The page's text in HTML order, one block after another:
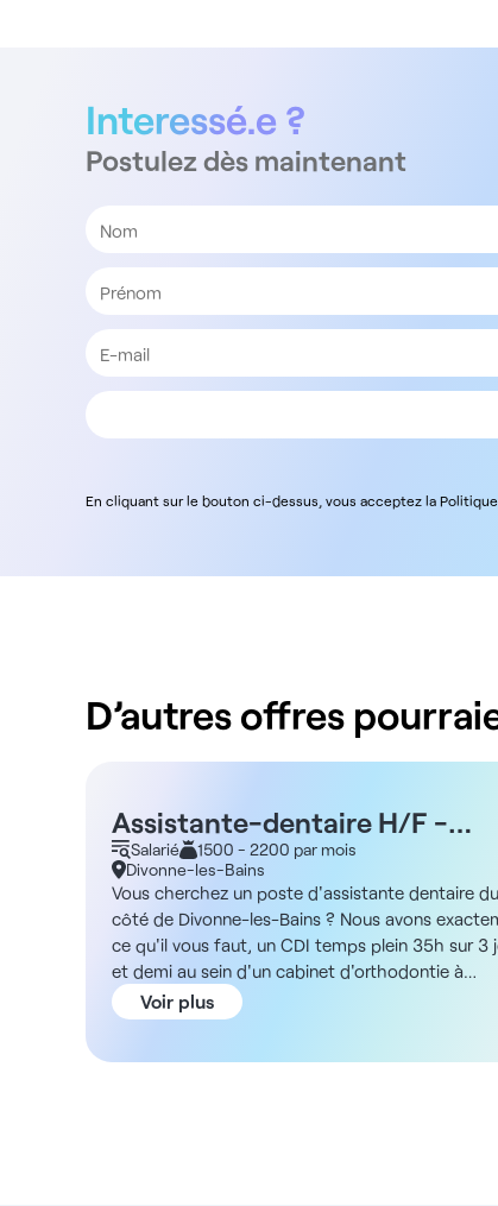
Interessé.e ?
Postulez dès maintenant
En cliquant sur le bouton ci-dessus, vous acceptez la
D’autres offres
Assistante-dentaire H/F -
Divonne les bains 01
Salarié
1500 - 2200 par mois
Divonne-les-Bains
Vous cherchez un poste d'assistante dentaire du
côté de Divonne-les-Bains ? Nous avons
ce qu'il vous faut, un CDI temps plein 35h sur 3
et demi au sein d'un cabinet d'orthodontie à
positionnement premium. ADN de la structure
exercerez au sein d'un cabinet spécialisé en
Voir plus